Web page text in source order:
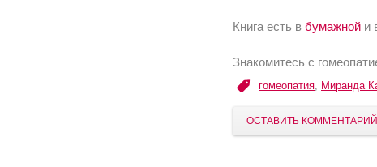
Книга есть в бумажной и
Знакомитесь с
гомеопатия, Миранда
ОСТАВИТЬ КОММЕНТАРИЙ